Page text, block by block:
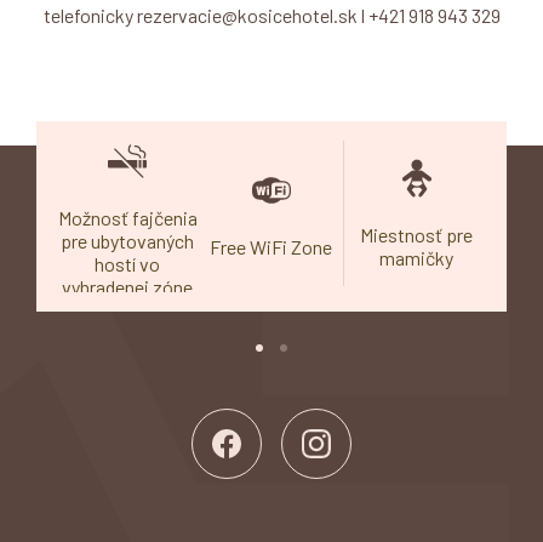
telefonicky rezervacie@kosicehotel.sk l +421 918 943 329
Možnosť fajčenia
pre ubytovaných
hostí vo
vyhradenej zóne
Free WiFi Zone
Miestnosť pre
mamičky